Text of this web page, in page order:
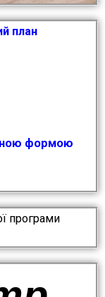
план
формою
програми